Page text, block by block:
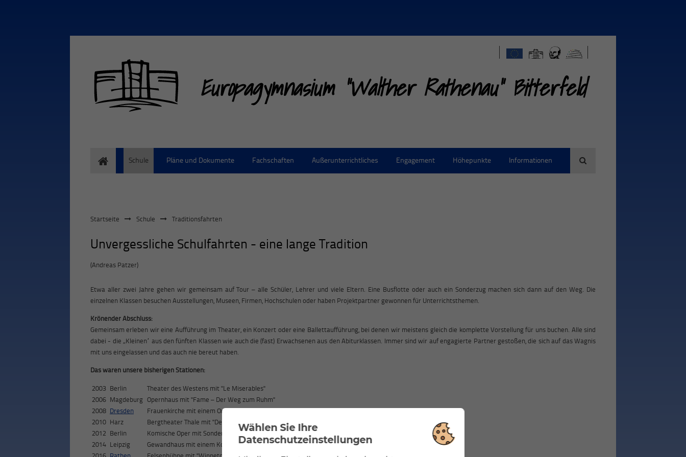
Europagymnasium "Walther Rathenau" Bitterfeld
Schule Pläne und Dokumente Fachschaften Außerunterrichtliches Engagement Höhepunkte Informationen Suche
Startseite Schule Traditionsfahrten
Unvergessliche Schulfahrten - eine lange Tradition
(Andreas Patzer)
Etwa aller zwei Jahre gehen wir gemeinsam auf Tour – alle Schüler, Lehrer und viele Eltern. Eine Busflotte oder auch ein Sonderzug machen sich dann auf den Weg. Die
einzelnen Klassen besuchen Ausstellungen, Museen, Firmen, Hochschulen oder haben Projektpartner gewonnen für Unterrichtsthemen.
Krönender Abschluss:
Gemeinsam erleben wir eine Aufführung im Theater, ein Konzert oder eine Ballettaufführung, bei denen wir meistens gleich die komplette Vorstellung für uns buchen. Alle sind
dabei - die „Kleinen“ aus den fünften Klassen wie auch die (fast) Erwachsenen aus den Abiturklassen. Immer sind wir auf engagierte Partner gestoßen, die sich auf das Wagnis
mit uns eingelassen und das auch nie bereut haben.
Das waren unsere bisherigen Stationen:
2003 Berlin
Theater des Westens mit "Le Miserables"
2006 Magdeburg Opernhaus mit "Fame – Der Weg zum Ruhm"
2008 Dresden
Frauenkirche mit einem Orgelkonzert extra für uns
2010 Harz
Bergtheater Thale mit "Der Zauberer von Oz"
2012 Berlin
Komische Oper mit Sondervorstellung "Die Zauberflöte"
2014 Leipzig
Gewandhaus mit einem Konzert mit Orgel und Orchester
Wählen Sie Ihre
Datenschutzeinstellungen